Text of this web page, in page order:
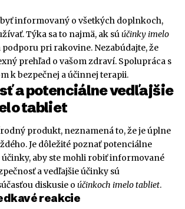
informovaný o všetkých doplnkoch,
Týka sa to najmä, ak súúčinky imelo
podporu pri rakovine. Nezabúdajte, že
prehľad o vašom zdraví. Spolupráca s
k bezpečnej a účinnej terapii.
a potenciálne vedľajšie
tabliet
produkt, neznamená to, že je úplne
Je dôležité poznať potenciálne
účinky, aby ste mohli robiť informované
a vedľajšie účinky sú
diskusie o účinkoch imelo tabliet.
reakcie